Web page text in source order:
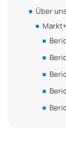
Über